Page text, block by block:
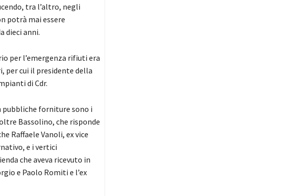
tra l’altro, negli
potrà mai essere
dieci anni.
per l’emergenza rifiuti era
cui il presidente della
di Cdr.
pubbliche forniture sono i
Bassolino, che risponde
Raffaele Vanoli, ex vice
e i vertici
che aveva ricevuto in
e Paolo Romiti e l’ex